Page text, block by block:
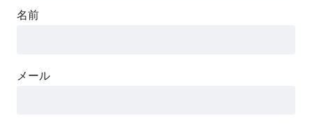
名前
メール